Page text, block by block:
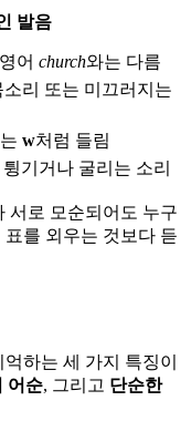
발음
어 church와는 다름
리 또는 미끄러지는
w처럼 들림
기거나 굴리는 소리
서로 모순되어도 누구
를 외우는 것보다 듣
하는 세 가지 특징이
어순, 그리고 단순한